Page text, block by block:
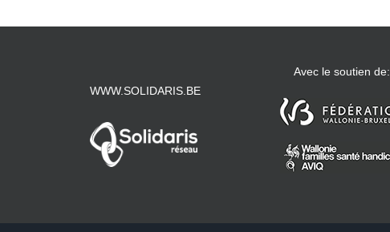
WWW.SOLIDARIS.BE
Avec le soutien de: